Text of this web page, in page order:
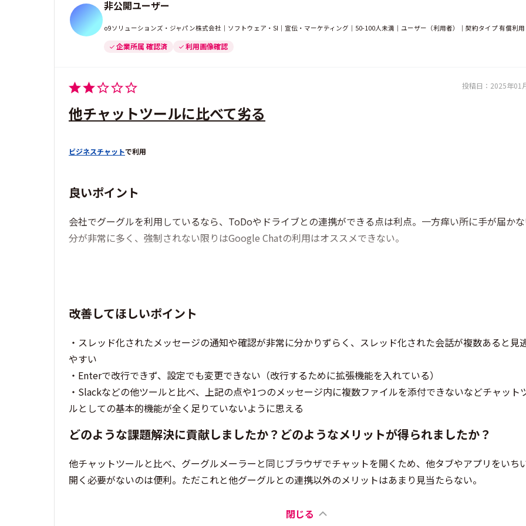
非公開ユーザー
o9ソリューションズ・ジャパン株式会社｜ソフトウェア・SI｜宣伝・マーケティング｜50-100人未満｜ユーザー（利用者）｜契約タイプ 有償利用
企業所属 確認済 利用画像確認
投稿日： 2025年01
他チャットツールに比べて劣る
ビジネスチャットで利用
良いポイント
会社でグーグルを利用しているなら、ToDoやドライブとの連携ができる点は利点。一方痒い所に手が届か
分が非常に多く、強制されない限りはGoogle Chatの利用はオススメできない。
改善してほしいポイント
・スレッド化されたメッセージの通知や確認が非常に分かりずらく、スレッド化された会話が複数あると見
やすい
・Enterで改行できず、設定でも変更できない（改行するために拡張機能を入れている）
・Slackなどの他ツールと比べ、上記の点や1つのメッセージ内に複数ファイルを添付できないなどチャット
ルとしての基本的機能が全く足りていないように思える
どのような課題解決に貢献しましたか？どのようなメリットが得られましたか？
他チャットツールと比べ、グーグルメーラーと同じブラウザでチャットを開くため、他タブやアプリをいち
開く必要がないのは便利。ただこれと他グーグルとの連携以外のメリットはあまり見当たらない。
閉じる